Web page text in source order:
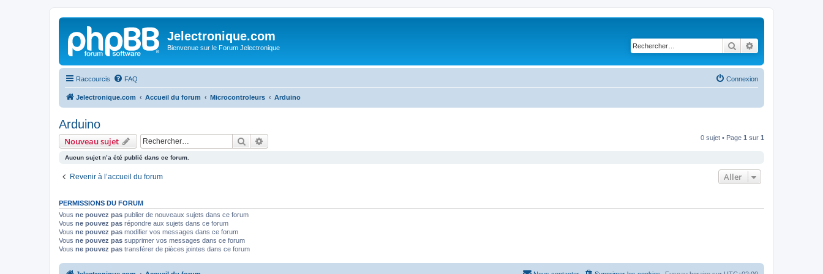
Jelectronique.com
Bienvenue sur le Forum Jelectronique Rechercher
Raccourcis FAQ Connexion
Jelectronique.com Accueil du forum Microcontroleurs Arduino
Arduino
Nouveau sujet Rechercher 0 sujet • Page 1 sur 1
Aucun sujet n’a été publié dans ce forum.
Revenir à l’accueil du forum Aller
PERMISSIONS DU FORUM
Vous ne pouvez pas publier de nouveaux sujets dans ce forum
Vous ne pouvez pas répondre aux sujets dans ce forum
Vous ne pouvez pas modifier vos messages dans ce forum
Vous ne pouvez pas supprimer vos messages dans ce forum
Vous ne pouvez pas transférer de pièces jointes dans ce forum